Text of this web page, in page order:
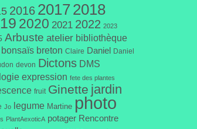
2016 20172018
2020 2021 2022 2023
Arbuste atelier bibliothèque
bonsaïs breton Claire Daniel
Daniel
devon Dictons DMS
expression fete des plantes
fruit Ginette jardin
Jo legume Martine photo
PlantAexoticA potager Rencontre